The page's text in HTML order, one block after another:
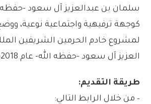
كوجهة ترفيهية واجتماعية نوعية،
لمشروع خادم الحرمين الشريفين
العزيز آل سعود -حفظه الله- عام 2018م.
طريقة التقديم:
– من خلال الرابط التالي: